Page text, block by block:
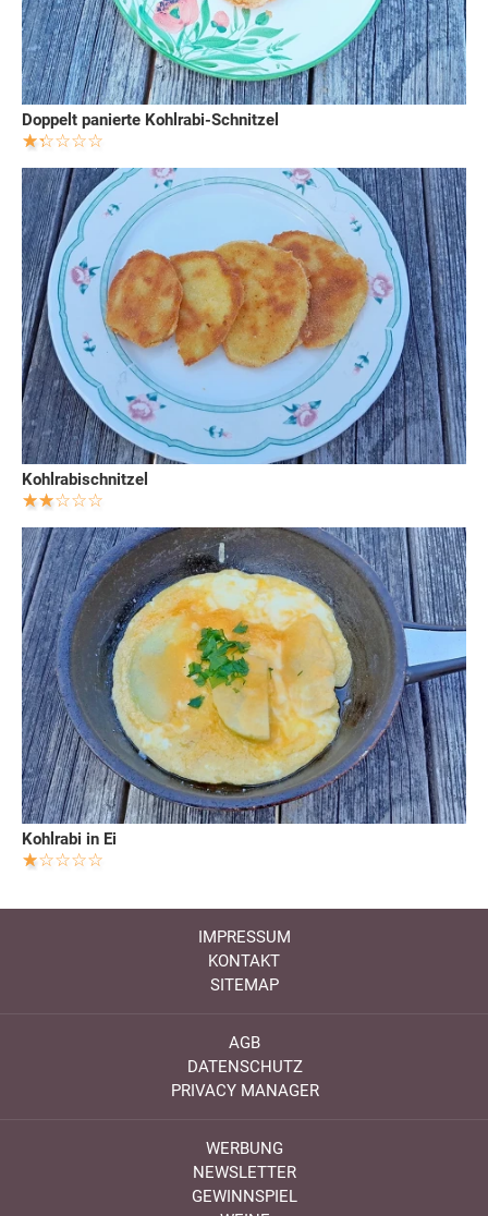
Doppelt panierte Kohlrabi-Schnitzel
Kohlrabischnitzel
Kohlrabi in Ei
IMPRESSUM
KONTAKT
SITEMAP
AGB
DATENSCHUTZ
PRIVACY MANAGER
WERBUNG
NEWSLETTER
GEWINNSPIEL